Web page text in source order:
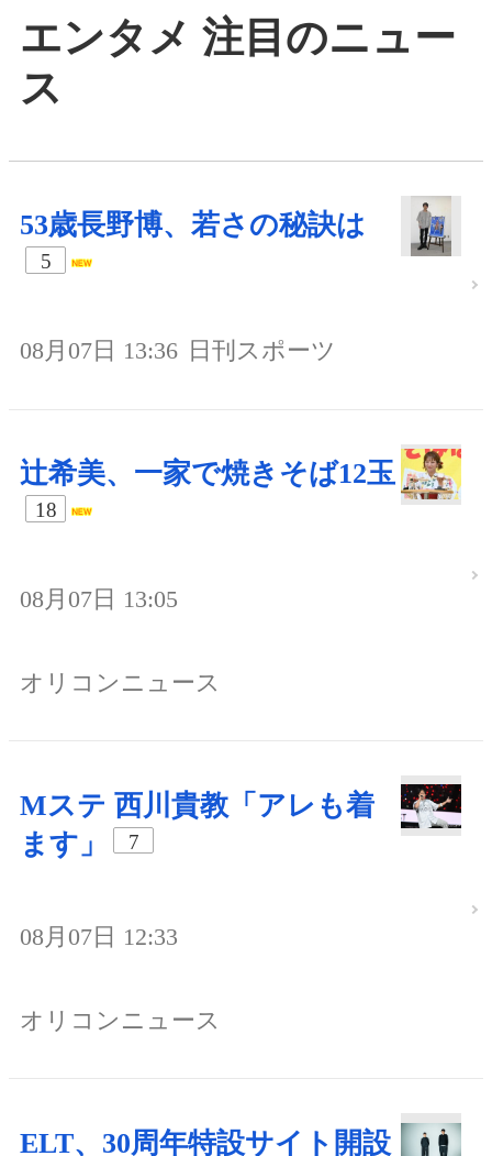
エンタメ 注目のニュー
ス
53歳長野博、若さの秘訣は
5
08月07日 13:36 日刊スポーツ
辻希美、一家で焼きそば12玉
18
08月07日 13:05
オリコンニュース
Mステ 西川貴教「アレも着
ます」
7
08月07日 12:33
オリコンニュース
ELT、30周年特設サイト開設